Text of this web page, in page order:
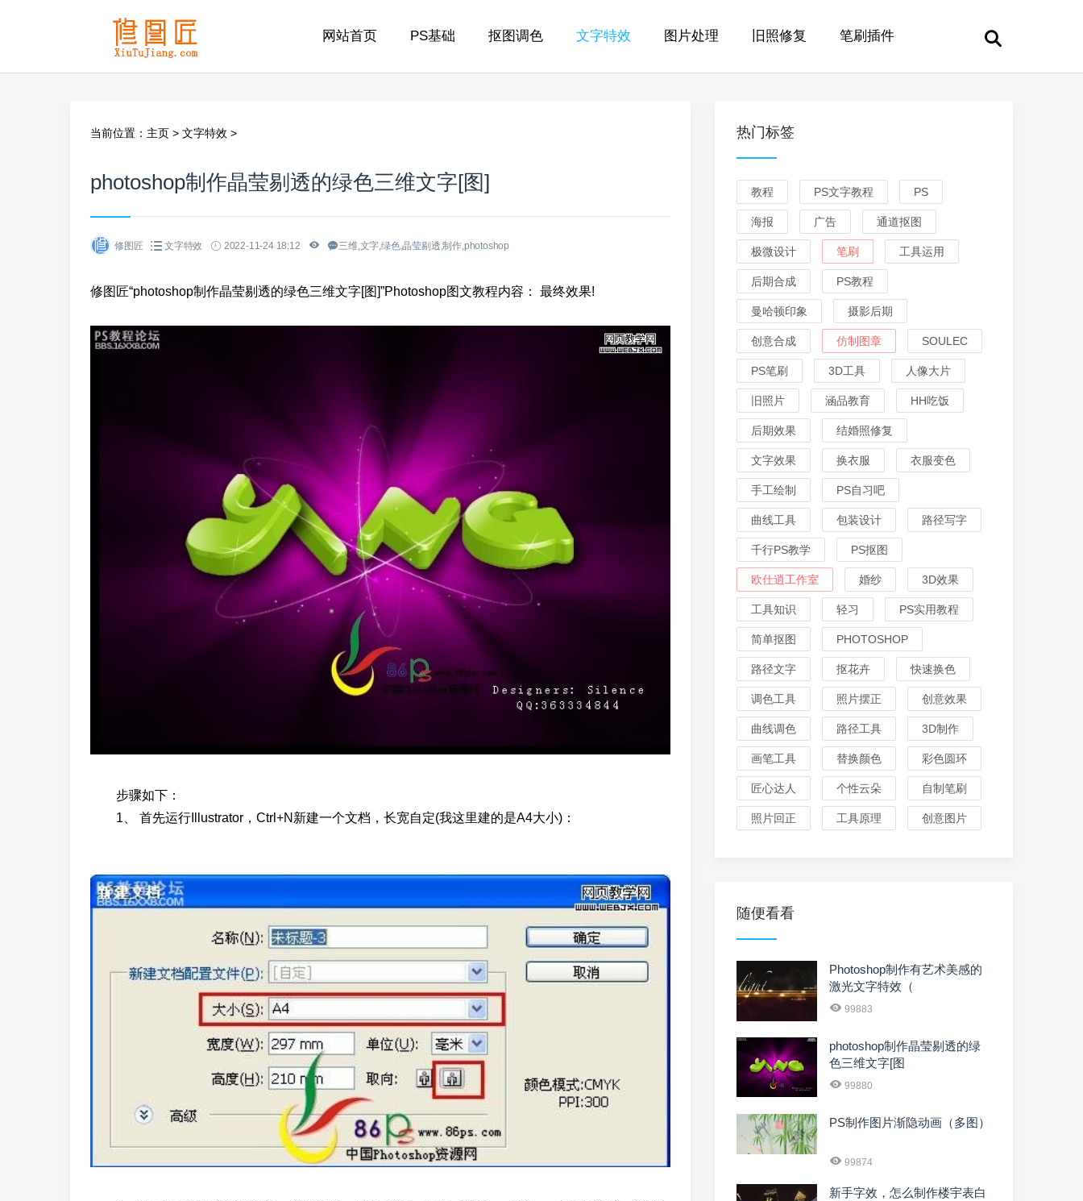
网站首页 PS基础 抠图调色 文字特效 图片处理 旧照修复 笔刷插件
当前位置： 主页 > 文字特效 >
photoshop制作晶莹剔透的绿色三维文字[图]
修图匠 文字特效 2022-11-24 18:12 三维,文字,绿色,晶莹剔透,制作,photoshop
修图匠“photoshop制作晶莹剔透的绿色三维文字[图]”Photoshop图文教程内容： 最终效果!
步骤如下：
1、 首先运行Illustrator，Ctrl+N新建一个文档，长宽自定(我这里建的是A4大小)：
热门标签
教程 PS文字教程 PS
海报 广告 通道抠图
极微设计 笔刷 工具运用
后期合成 PS教程
曼哈顿印象 摄影后期
创意合成 仿制图章 SOULEC
PS笔刷 3D工具 人像大片
旧照片 涵品教育 HH吃饭
后期效果 结婚照修复
文字效果 换衣服 衣服变色
手工绘制 PS自习吧
曲线工具 包装设计 路径写字
千行PS教学 PS抠图
欧仕逍工作室 婚纱 3D效果
工具知识 轻习 PS实用教程
简单抠图 PHOTOSHOP
路径文字 抠花卉 快速换色
调色工具 照片摆正 创意效果
曲线调色 路径工具 3D制作
画笔工具 替换颜色 彩色圆环
匠心达人 个性云朵 自制笔刷
照片回正 工具原理 创意图片
随便看看
Photoshop制作有艺术美感的
激光文字特效（
99883
photoshop制作晶莹剔透的绿
色三维文字[图
99880
PS制作图片渐隐动画（多图）
99874
新手字效，怎么制作楼宇表白